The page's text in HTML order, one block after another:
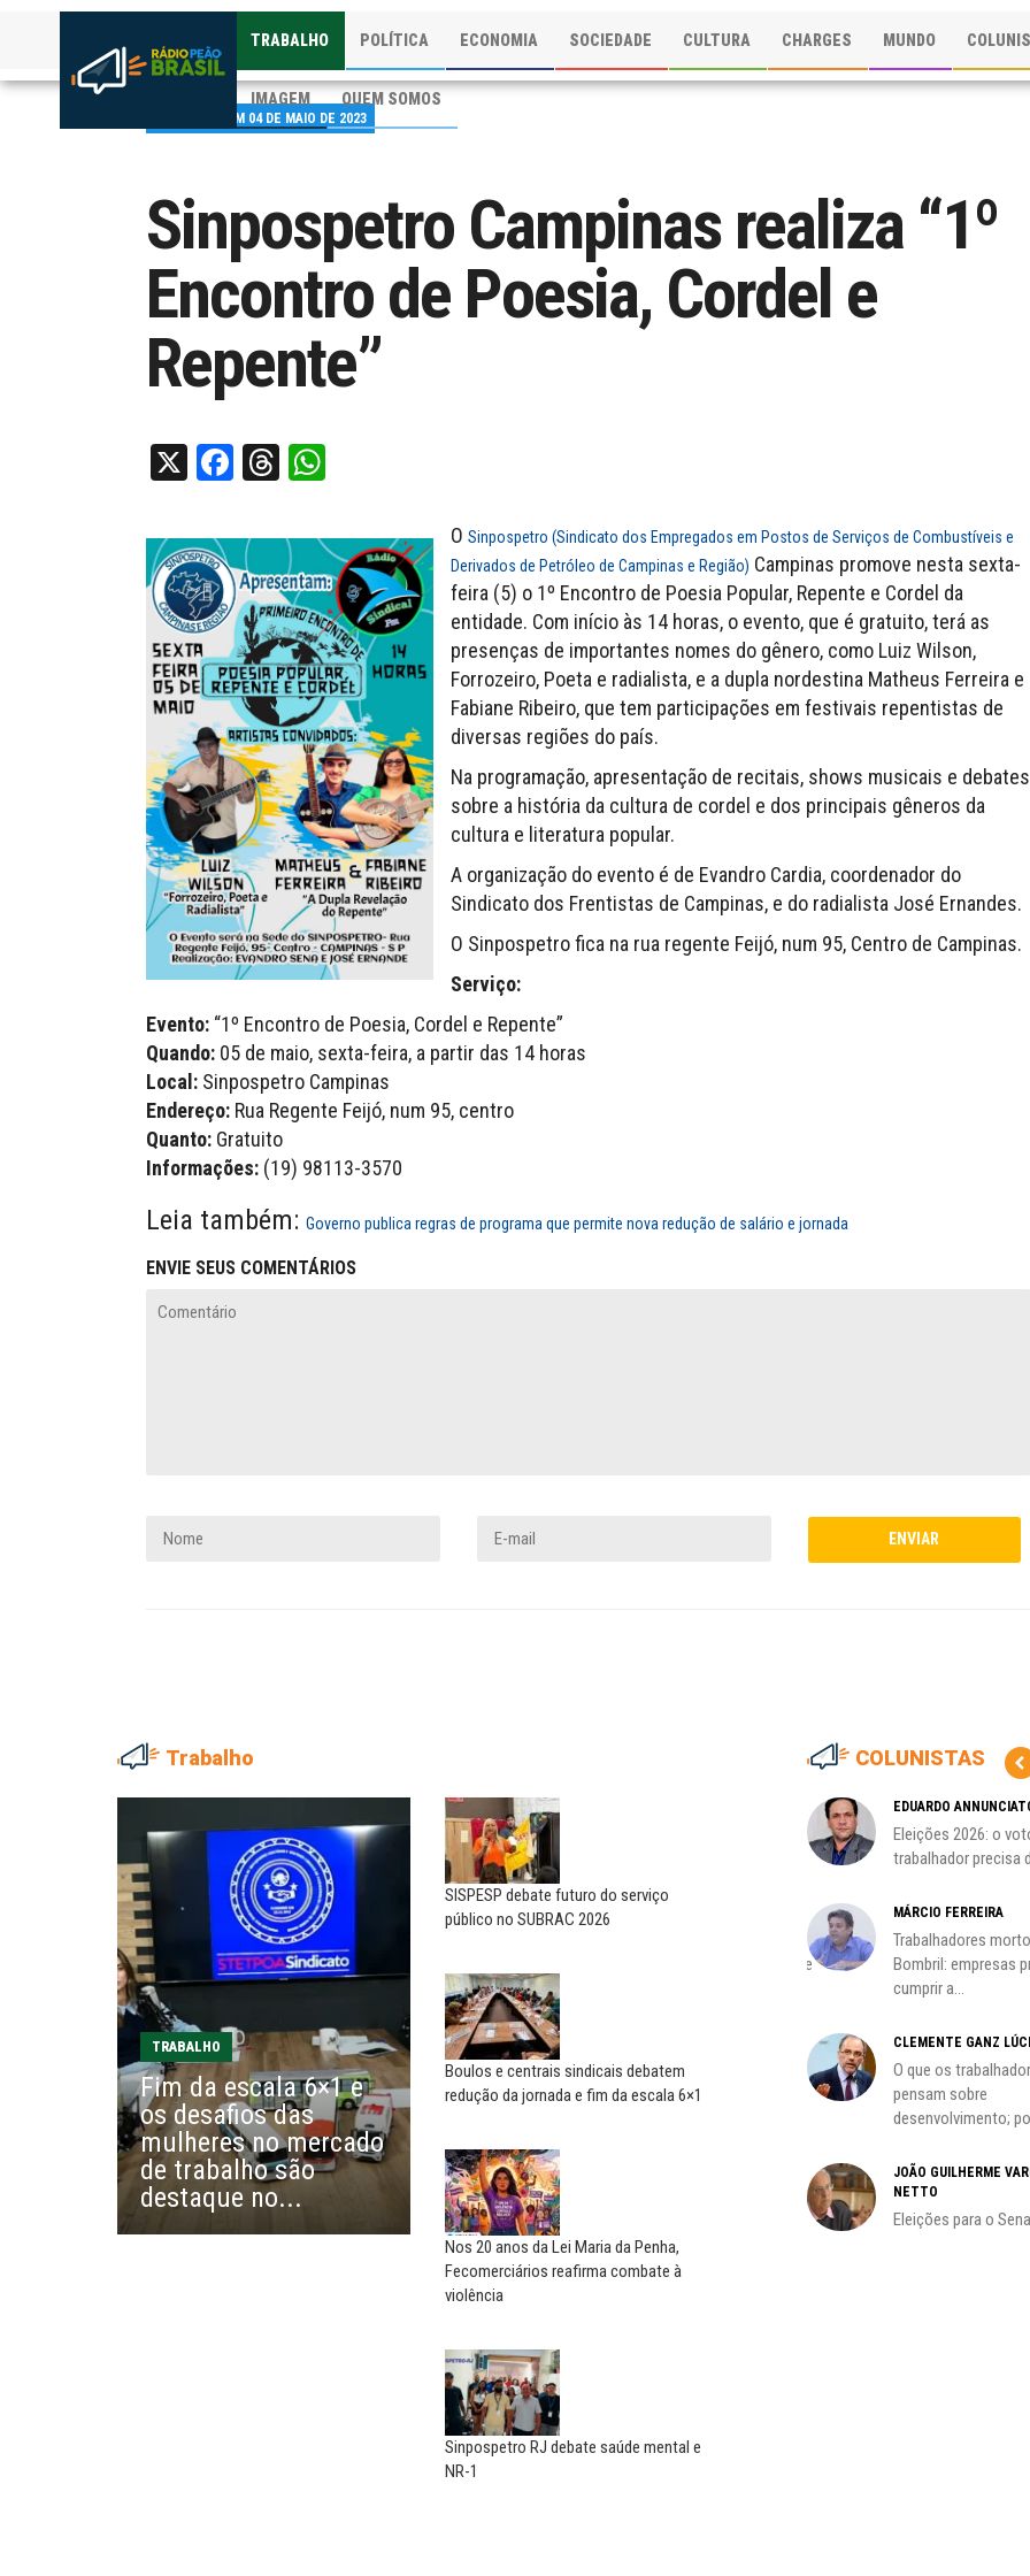
TRABALHO POLÍTICA ECONOMIA SOCIEDADE CULTURA CHARGES MUNDO
IMAGEM QUEM SOMOS
PUBLICADO EM 04 DE MAIO DE 2023
Sinpospetro Campinas realiza “1º
Encontro de Poesia, Cordel e
Repente”
X Facebook
Threads
O Sinpospetro (Sindicato dos Empregados em Postos de Serviços de Combustíveis e
Derivados de Petróleo de Campinas e Região) Campinas promove nesta sexta-
feira (5) o 1º Encontro de Poesia Popular, Repente e Cordel da
entidade. Com início às 14 horas, o evento, que é gratuito, terá as
presenças de importantes nomes do gênero, como Luiz Wilson,
Forrozeiro, Poeta e radialista, e a dupla nordestina Matheus Ferreira e
Fabiane Ribeiro, que tem participações em festivais repentistas de
diversas regiões do país.
Na programação, apresentação de recitais, shows musicais e debates
sobre a história da cultura de cordel e dos principais gêneros da
cultura e literatura popular.
A organização do evento é de Evandro Cardia, coordenador do
Sindicato dos Frentistas de Campinas, e do radialista José Ernandes.
O Sinpospetro fica na rua regente Feijó, num 95, Centro de Campinas.
Serviço:
Evento: “1º Encontro de Poesia, Cordel e Repente”
Quando: 05 de maio, sexta-feira, a partir das 14 horas
Local: Sinpospetro Campinas
Endereço: Rua Regente Feijó, num 95, centro
Quanto: Gratuito
Informações: (19) 98113-3570
Leia também: Governo publica regras de programa que permite nova redução de salário e jornada
ENVIE SEUS COMENTÁRIOS
Trabalho
TRABALHO
Fim da escala 6×1 e
os desafios das
mulheres no mercado
de trabalho são
destaque no...
SISPESP debate futuro do serviço
público no SUBRAC 2026
Boulos e centrais sindicais debatem
redução da jornada e fim da escala 6×1
Nos 20 anos da Lei Maria da Penha,
Fecomerciários reafirma combate à
violência
Sinpospetro RJ debate saúde mental e
NR-1
COLUNISTAS
Adriana Marcolino destaca
impacto do salário mínimo na...
NILTON NECO
Sindec: 94 anos de união e
EDUARDO ANNUNCIATO CHICÃO
Sem salário digno e proteção
social, não existe...
EUSÉBIO PINTO NETO
A fortaleza do sindicato
MARIA AUXILIADORA
Agosto Lilás: todos e todas no
combate à...
SERGIO LUIZ LEITE (SERGINHO)
responsabilidade de todos
MIGUEL TORRES
A luta continua: agora o foco é
o...
CARLOS LOPES
O resgate do nosso Estado
Nacional; por Carlos...
A geopolítica nas eleições de
EDUARDO
Eleições 2026: o
trabalhador precisa
MÁRCIO FERREIRA
Trabalhadores
Bombril: empresas
cumprir a...
CLEMENTE GANZ
O que os
pensam sobre
desenvolvimento;
JOÃO GUILHERME
NETTO
Eleições para o